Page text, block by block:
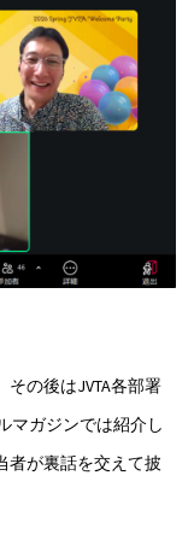
の後はJVTA各部署
マガジンでは紹介し
者が裏話を交えて披